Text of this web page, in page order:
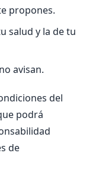
propones.
salud y la de tu
avisan.
del
podrá
de